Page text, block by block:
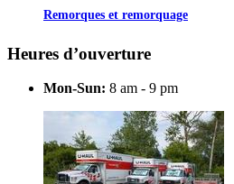
Remorques et remorquage
Heures d’ouverture
Mon-Sun: 8 am - 9 pm